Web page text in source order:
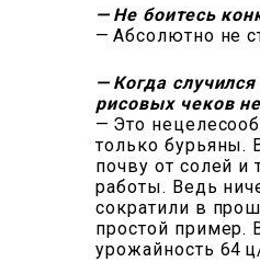
— Не боитесь
— Абсолютно не
— Когда
рисовых чеков
— Это
только бурьяны.
почву от солей и
работы. Ведь
сократили в
простой пример.
урожайность 64